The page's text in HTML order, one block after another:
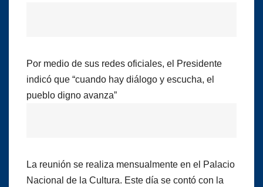
Por medio de sus redes oficiales, el Presidente
indicó que “cuando hay diálogo y escucha, el
pueblo digno avanza”
La reunión se realiza mensualmente en el Palacio
Nacional de la Cultura. Este día se contó con la